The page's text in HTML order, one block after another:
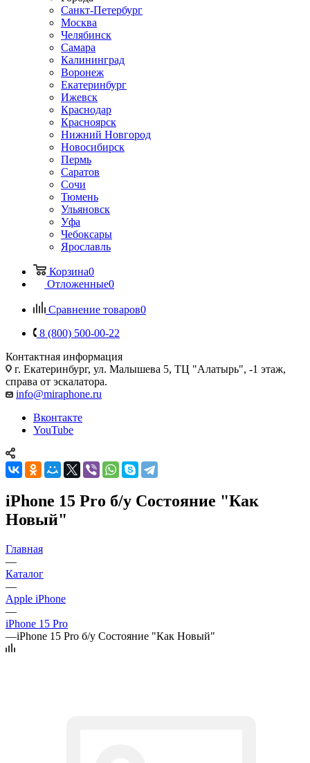
Санкт-Петербург
Москва
Челябинск
Самара
Калининград
Воронеж
Екатеринбург
Ижевск
Краснодар
Красноярск
Нижний Новгород
Новосибирск
Пермь
Саратов
Сочи
Тюмень
Ульяновск
Уфа
Чебоксары
Ярославль
Корзина0
Отложенные0
Сравнение товаров0
8 (800) 500-00-22
Контактная информация
г. Екатеринбург, ул. Малышева 5, ТЦ "Алатырь", -1 этаж,
справа от эскалатора.
info@miraphone.ru
Вконтакте
YouTube
iPhone 15 Pro б/у Состояние "Как
Новый"
Главная
—
Каталог
—
Apple iPhone
—
iPhone 15 Pro
—iPhone 15 Pro б/у Состояние "Как Новый"